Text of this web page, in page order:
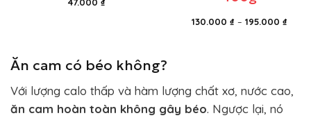
47.000₫
130.000 ₫ – 195.000 ₫
Ăn cam có béo không?
Với lượng calo thấp và hàm lượng chất xơ, nước cao,
ăn cam hoàn toàn không gây béo. Ngược lại, nó